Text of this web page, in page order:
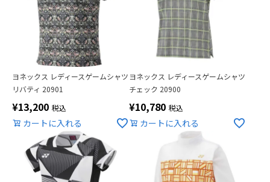
ヨネックス レディースゲームシャツ
リバティ 20901
¥13,200 税込
カートに入れる
ヨネックス レディースゲームシャツ
チェック 20900
¥10,780 税込
カートに入れる